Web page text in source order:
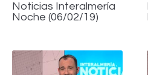
Noticias Interalmería
Noche (06/02/19)